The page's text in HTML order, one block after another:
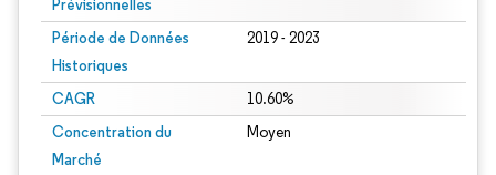
Prévisionnelles
Période de Données
Historiques
2019 - 2023
CAGR 10.60%
Concentration du
Marché
Moyen